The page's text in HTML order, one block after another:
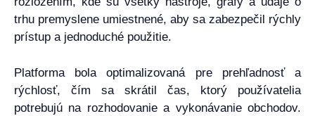
trhu premyslene umiestnené, aby sa zabezpečil rýchly
prístup a jednoduché použitie.
Platforma bola optimalizovaná pre prehľadnosť a
rýchlosť, čím sa skrátil čas, ktorý používatelia
potrebujú na rozhodovanie a vykonávanie obchodov.